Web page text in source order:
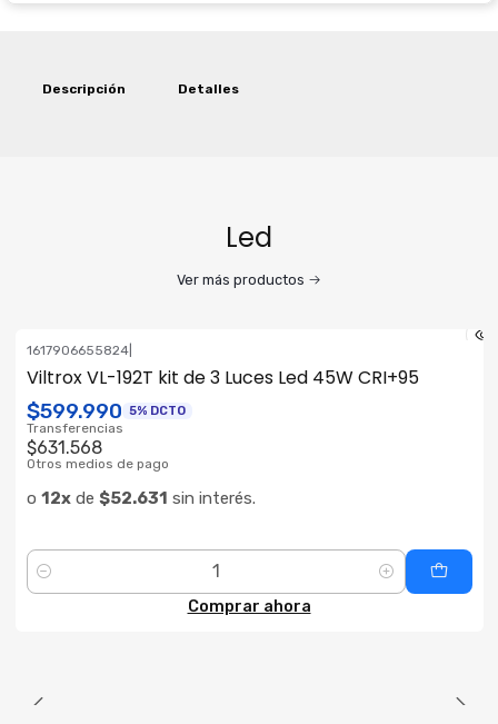
Descripción Detalles
Led
Ver más productos
1617906655824|
Viltrox VL-192T kit de 3 Luces Led 45W CRI+95
$599.990 5% DCTO
Transferencias
$631.568
Otros medios de pago
o 12xde $52.631 sin interés.
Cantidad
Comprar ahora